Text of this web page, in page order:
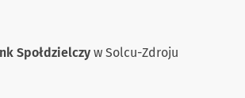
Społdzielczy w Solcu-Zdroju